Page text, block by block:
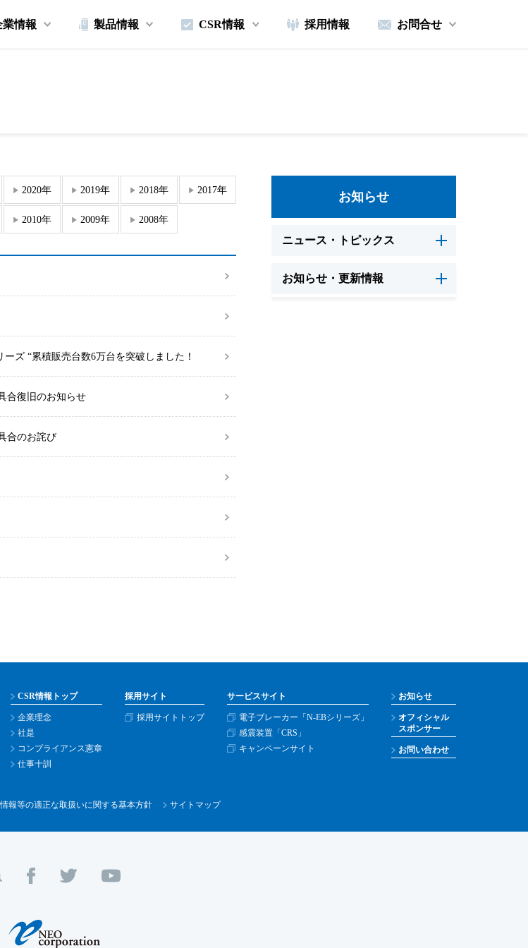
業情報 製品情報 CSR情報 採用情報 お問合せ
2020年 2019年 2018年 2017年
2010年 2009年 2008年
ズ “累積販売台数6万台を突破しました！
合復旧のお知らせ
合のお詫び
お知らせ
ニュース・トピックス
お知らせ・更新情報
CSR情報トップ
企業理念
社是
コンプライアンス憲章
仕事十訓
採用サイト
採用サイトトップ
サービスサイト
電子ブレーカー「N-EBシリーズ」
感震装置「CRS」
キャンペーンサイト
お知らせ
オフィシャル
スポンサー
お問い合わせ
報等の適正な取扱いに関する基本方針 サイトマップ